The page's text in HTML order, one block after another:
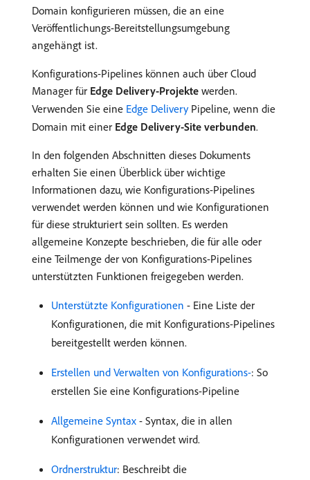
Domain konfigurieren müssen, die an eine
Veröffentlichungs-Bereitstellungsumgebung
angehängt ist.
Konfigurations-Pipelines können auch über Cloud
Manager für Edge Delivery-Projekte werden.
Verwenden Sie eine Edge DeliveryPipeline, wenn die
Domain mit einer Edge Delivery-Site verbunden.
In den folgenden Abschnitten dieses Dokuments
erhalten Sie einen Überblick über wichtige
Informationen dazu, wie Konfigurations-Pipelines
verwendet werden können und wie Konfigurationen
für diese strukturiert sein sollten. Es werden
allgemeine Konzepte beschrieben, die für alle oder
eine Teilmenge der von Konfigurations-Pipelines
unterstützten Funktionen freigegeben werden.
Unterstützte Konfigurationen - Eine Liste der
Konfigurationen, die mit Konfigurations-Pipelines
bereitgestellt werden können.
Erstellen und Verwalten von Konfigurations-: So
erstellen Sie eine Konfigurations-Pipeline
Allgemeine Syntax - Syntax, die in allen
Konfigurationen verwendet wird.
Ordnerstruktur: Beschreibt die